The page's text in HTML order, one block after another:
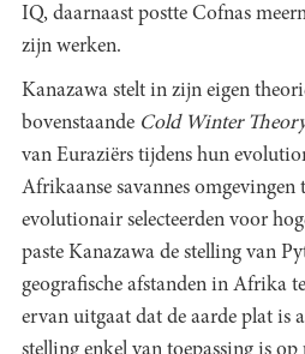
IQ, daarnaast postte Cofnas
zijn werken.
Kanazawa stelt in zijn eigen
bovenstaande Cold Winter
van Euraziërs tijdens hun
Afrikaanse savannes omgevingen
evolutionair selecteerden voor
paste Kanazawa de stelling van
geografische afstanden in Afrika
ervan uitgaat dat de aarde plat is